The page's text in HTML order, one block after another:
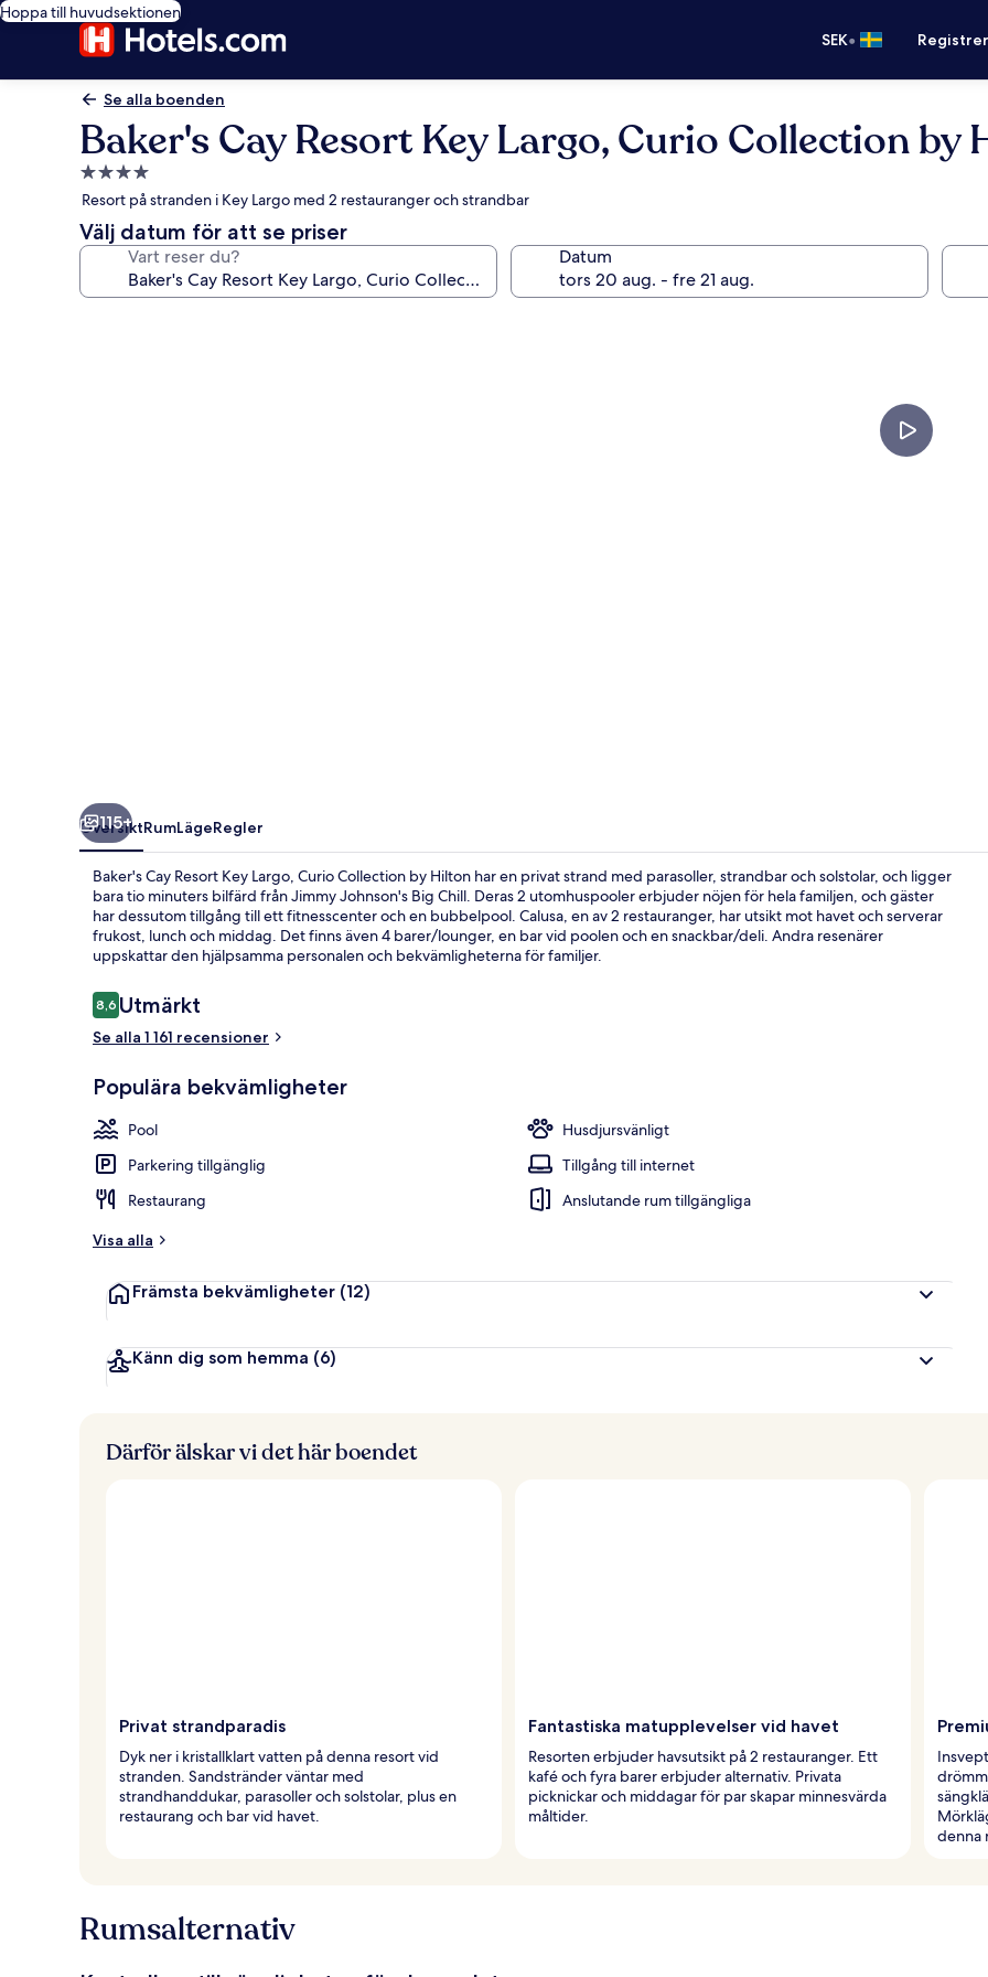
Hoppa till huvudsektionen
SEK•
Se alla boenden
Baker's Cay Resort Key Largo, Curio Collection by
4.0-
stjärnigt
boende
Resort på stranden i Key Largo med 2 restauranger och strandbar
Välj datum för att se priser
Vart reser du? Datum
115+
ÖversiktRumLägeRegler
Baker's Cay Resort Key Largo, Curio Collection by Hilton har en privat strand med parasoller, strandbar och solstolar, och ligger
bara tio minuters bilfärd från Jimmy Johnson's Big Chill. Deras 2 utomhuspooler erbjuder nöjen för hela familjen, och gäster
har dessutom tillgång till ett fitnesscenter och en bubbelpool. Calusa, en av 2 restauranger, har utsikt mot havet och serverar
frukost, lunch och middag. Det finns även 4 barer/lounger, en bar vid poolen och en snackbar/deli. Andra resenärer
uppskattar den hjälpsamma personalen och bekvämligheterna för familjer.
Recensioner
8,68,6 av 10,
Utmärkt
Se alla 1 161 recensioner
Populära bekvämligheter
Pool
Husdjursvänligt
Parkering tillgänglig
Tillgång till internet
Restaurang
Anslutande rum tillgängliga
Visa alla
Främsta bekvämligheter (12)
Känn dig som hemma (6)
Därför älskar vi det här boendet
Privat strandparadis
Dyk ner i kristallklart vatten på denna resort vid
stranden. Sandstränder väntar med
strandhanddukar, parasoller och solstolar, plus en
restaurang och bar vid havet.
Fantastiska matupplevelser vid havet
Resorten erbjuder havsutsikt på 2 restauranger. Ett
kafé och fyra barer erbjuder alternativ. Privata
picknickar och middagar för par skapar minnesvärda
måltider.
denna
Rumsalternativ